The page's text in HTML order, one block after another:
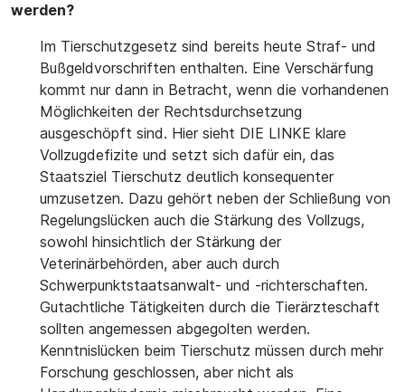
werden?
Im Tierschutzgesetz sind bereits heute Straf- und
Bußgeldvorschriften enthalten. Eine Verschärfung
kommt nur dann in Betracht, wenn die vorhandenen
Möglichkeiten der Rechtsdurchsetzung
ausgeschöpft sind. Hier sieht DIE LINKE klare
Vollzugdefizite und setzt sich dafür ein, das
Staatsziel Tierschutz deutlich konsequenter
umzusetzen. Dazu gehört neben der Schließung von
Regelungslücken auch die Stärkung des Vollzugs,
sowohl hinsichtlich der Stärkung der
Veterinärbehörden, aber auch durch
Schwerpunktstaatsanwalt- und -richterschaften.
Gutachtliche Tätigkeiten durch die Tierärzteschaft
sollten angemessen abgegolten werden.
Kenntnislücken beim Tierschutz müssen durch mehr
Forschung geschlossen, aber nicht als